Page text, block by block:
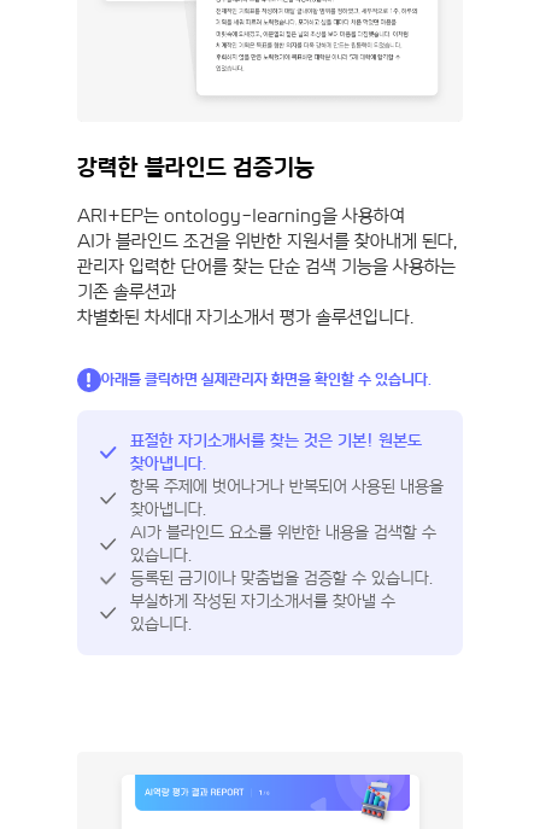
강력한 블라인드 검증기능
ARI+EP는 ontology-learning을 사용하여
AI가 블라인드 조건을 위반한 지원서를 찾아내게 된다,
관리자 입력한 단어를 찾는 단순 검색 기능을 사용하는
기존 솔루션과
차별화된 차세대 자기소개서 평가 솔루션입니다.
아래를 클릭하면 실제관리자 화면을 확인할 수 있습니다.
표절한 자기소개서를 찾는 것은 기본! 원본도
찾아냅니다.
항목 주제에 벗어나거나 반복되어 사용된 내용을
찾아냅니다.
AI가 블라인드 요소를 위반한 내용을 검색할 수
있습니다.
등록된 금기이나 맞춤법을 검증할 수 있습니다.
부실하게 작성된 자기소개서를 찾아낼 수
있습니다.